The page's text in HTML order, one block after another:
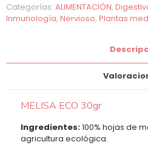
Categorías: ALIMENTACIÓN,
Inmunología, Nervioso, Plantas
MELISA ECO 30gr
Ingredientes:100% hojas de
agricultura ecológica.